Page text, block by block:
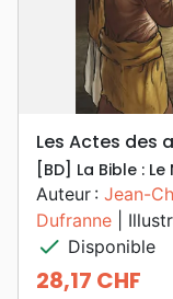
Les Actes des
[BD] La Bible :
Auteur : Jean-
Dufranne |
check Disponible
Prix
28,17 CHF